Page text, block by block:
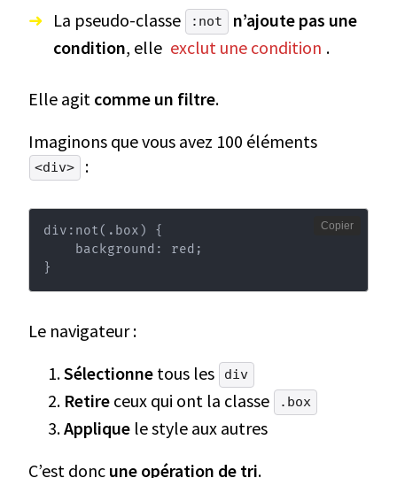
La pseudo-classe :not
n’ajoute pas une
condition, elle exclut une condition .
Elle agit comme un filtre.
Imaginons que vous avez 100 éléments
<div> :
div:not(.box) {
}
Copier
Le navigateur :
Sélectionne tous les div
Retire ceux qui ont la classe .box
Applique le style aux autres
C’est donc une opération de tri.